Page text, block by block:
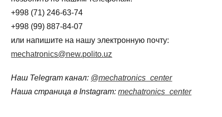
+998 (71) 246-63-74
+998 (99) 887-84-07
или напишите на нашу электронную почту:
mechatronics@new.polito.uz
Наш Telegram канал: @mechatronics_center
Наша страница в Instagram:mechatronics_center